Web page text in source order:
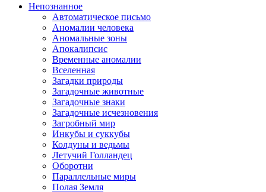
Непознанное
Автоматическое письмо
Аномалии человека
Аномальные зоны
Апокалипсис
Временные аномалии
Вселенная
Загадки природы
Загадочные животные
Загадочные знаки
Загадочные исчезновения
Загробный мир
Инкубы и суккубы
Колдуны и ведьмы
Летучий Голландец
Оборотни
Параллельные миры
Полая Земля